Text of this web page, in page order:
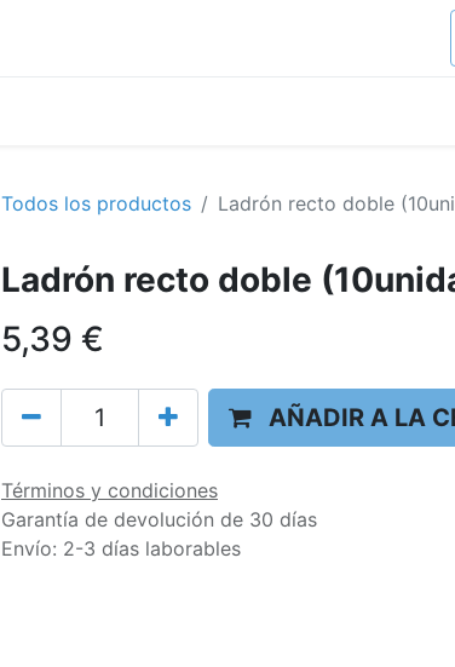
Todos los productos Ladrón recto doble
Ladrón recto doble
5,39 €
AÑADIR A LA
Términos y condiciones
Garantía de devolución de 30 días
Envío: 2-3 días laborables